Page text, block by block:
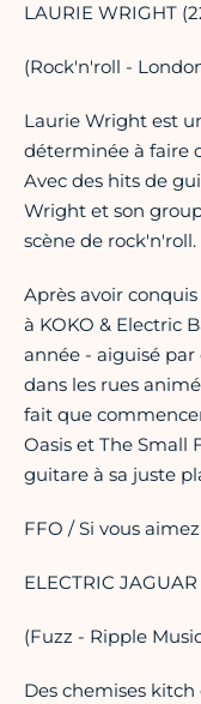
LAURIE WRIGHT
(Rock'n'roll -
Laurie Wright est
déterminée à faire
Avec des hits de
Wright et son
scène de rock'n'roll.
Après avoir
à KOKO & Electric
année - aiguisé par
dans les rues
fait que
Oasis et The Small
guitare à sa juste
FFO / Si vous
ELECTRIC
(Fuzz - Ripple
Des chemises kitch